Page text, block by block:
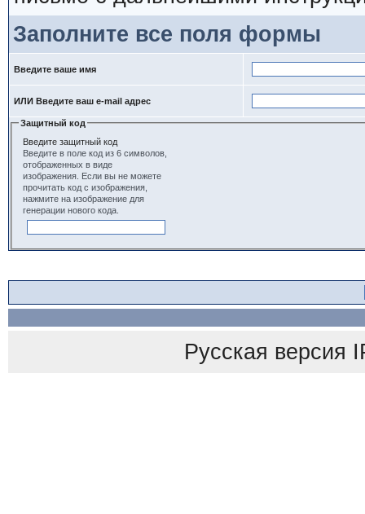
Заполните все поля формы
Введите ваше имя
ИЛИ Введите ваш e-mail адрес
Защитный код
Введите защитный код
Введите в поле код из 6 символов,
отображенных в виде
изображения. Если вы не можете
прочитать код с изображения,
нажмите на изображение для
генерации нового кода.
Русская версия